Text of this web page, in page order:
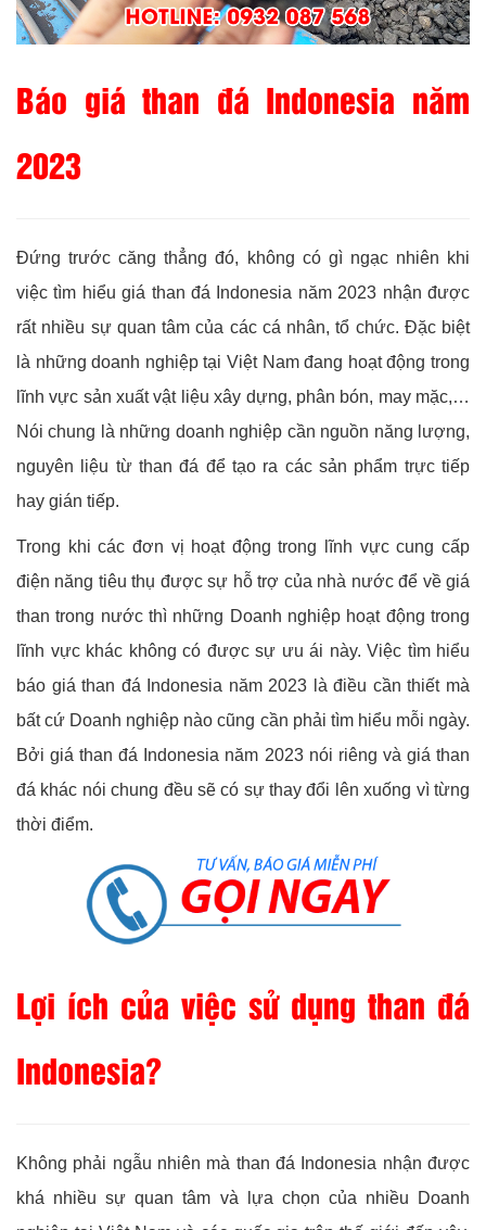
Báo giá than đá Indonesia năm
2023
Đứng trước căng thẳng đó, không có gì ngạc nhiên khi
việc tìm hiểu giá than đá Indonesia năm 2023 nhận được
rất nhiều sự quan tâm của các cá nhân, tổ chức. Đặc biệt
là những doanh nghiệp tại Việt Nam đang hoạt động trong
lĩnh vực sản xuất vật liệu xây dựng, phân bón, may mặc,…
Nói chung là những doanh nghiệp cần nguồn năng lượng,
nguyên liệu từ than đá để tạo ra các sản phẩm trực tiếp
hay gián tiếp.
Trong khi các đơn vị hoạt động trong lĩnh vực cung cấp
điện năng tiêu thụ được sự hỗ trợ của nhà nước để về giá
than trong nước thì những Doanh nghiệp hoạt động trong
lĩnh vực khác không có được sự ưu ái này. Việc tìm hiểu
báo giá than đá Indonesia năm 2023 là điều cần thiết mà
bất cứ Doanh nghiệp nào cũng cần phải tìm hiểu mỗi ngày.
Bởi giá than đá Indonesia năm 2023 nói riêng và giá than
đá khác nói chung đều sẽ có sự thay đổi lên xuống vì từng
thời điểm.
Lợi ích của việc sử dụng than đá
Indonesia?
Không phải ngẫu nhiên mà than đá Indonesia nhận được
khá nhiều sự quan tâm và lựa chọn của nhiều Doanh